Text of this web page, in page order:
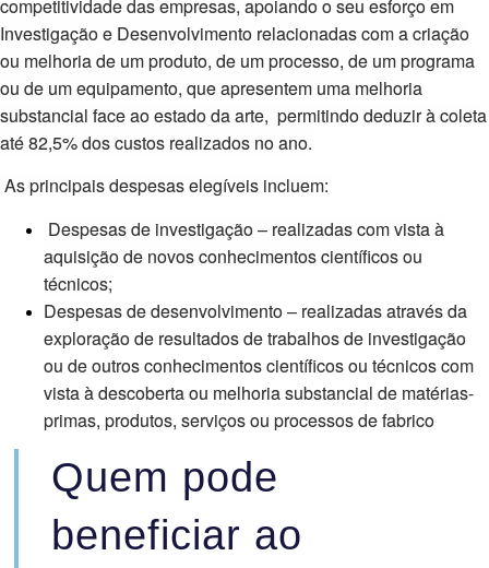
competitividade das empresas, apoiando o seu esforço em
Investigação e Desenvolvimento relacionadas com a criação
ou melhoria de um produto, de um processo, de um programa
ou de um equipamento, que apresentem uma melhoria
substancial face ao estado da arte, permitindo deduzir à coleta
até 82,5% dos custos realizados no ano.
As principais despesas elegíveis incluem:
Despesas de investigação– realizadas com vista à
aquisição de novos conhecimentos científicos ou
técnicos;
Despesas de desenvolvimento– realizadas através da
exploração de resultados de trabalhos de investigação
ou de outros conhecimentos científicos ou técnicos com
vista à descoberta ou melhoria substancial de matérias-
primas, produtos, serviços ou processos de fabrico
Quem pode
beneficiar ao